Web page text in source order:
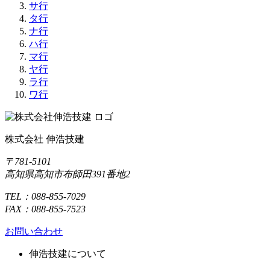
サ行
タ行
ナ行
ハ行
マ行
ヤ行
ラ行
ワ行
株式会社 伸浩技建
〒781-5101
高知県高知市布師田391番地2
TEL：088-855-7029
FAX：088-855-7523
お問い合わせ
伸浩技建について